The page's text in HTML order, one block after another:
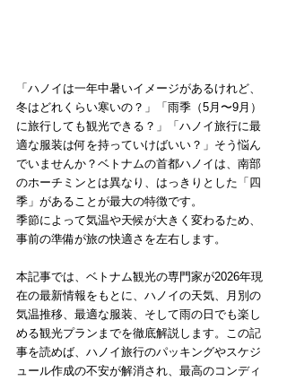
「ハノイは一年中暑いイメージがあるけれど、
冬はどれくらい寒いの？」「雨季（5月〜9月）
に旅行しても観光できる？」「ハノイ旅行に最
適な服装は何を持っていけばいい？」そう悩ん
でいませんか？ベトナムの首都ハノイは、南部
のホーチミンとは異なり、はっきりとした「四
季」があることが最大の特徴です。
季節によって気温や天候が大きく変わるため、
事前の準備が旅の快適さを左右します。
本記事では、ベトナム観光の専門家が2026年現
在の最新情報をもとに、ハノイの天気、月別の
気温推移、最適な服装、そして雨の日でも楽し
める観光プランまでを徹底解説します。この記
事を読めば、ハノイ旅行のパッキングやスケジ
ュール作成の不安が解消され、最高のコンディ